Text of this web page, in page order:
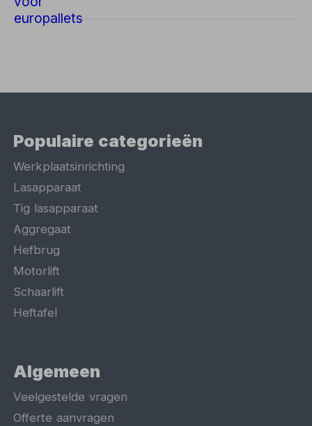
Populaire categorieën
Werkplaatsinrichting
Lasapparaat
Tig lasapparaat
Aggregaat
Hefbrug
Motorlift
Schaarlift
Heftafel
Algemeen
Veelgestelde vragen
Offerte aanvragen